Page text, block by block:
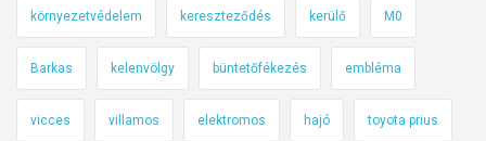
környezetvédelem kereszteződés kerülő M0
Barkas kelenvölgy büntetőfékezés embléma
vicces villamos elektromos hajó toyota prius